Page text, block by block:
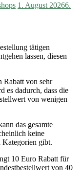
1. August 20266.
tätigen
lassen, diesen
Rabatt von sehr
es dadurch, dass die
von wenigen
das gesamte
keine
Kategorien gibt.
10 Euro Rabatt für
von 40